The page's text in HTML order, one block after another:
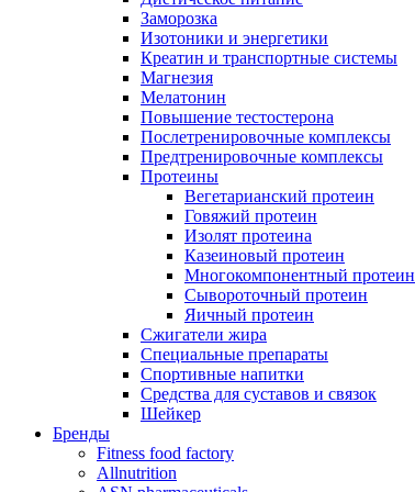
Заморозка
Изотоники и энергетики
Креатин и транспортные системы
Магнезия
Мелатонин
Повышение тестостерона
Послетренировочные комплексы
Предтренировочные комплексы
Протеины
Вегетарианский протеин
Говяжий протеин
Изолят протеина
Казеиновый протеин
Многокомпонентный протеин
Сывороточный протеин
Яичный протеин
Сжигатели жира
Специальные препараты
Спортивные напитки
Средства для суставов и связок
Шейкер
Бренды
Fitness food factory
Allnutrition